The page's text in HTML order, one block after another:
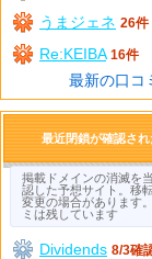
うまジェネ 26件
Re:KEIBA 16件
最新の口コ
最近閉鎖が確認さ
掲載ドメインの消滅を
認した予想サイト。移
変更の場合があります
ミは残しています
Dividends 8/3確